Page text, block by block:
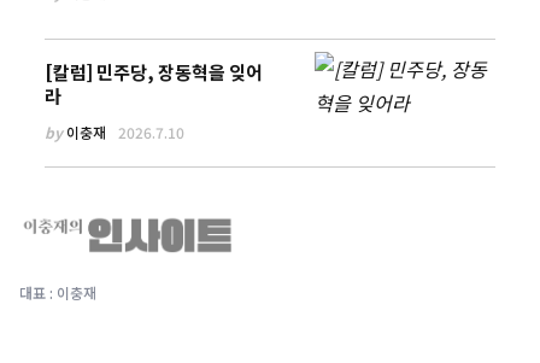
[칼럼] 민주당, 장동혁을 잊어
라
by이충재 2026.7.10
대표 : 이충재